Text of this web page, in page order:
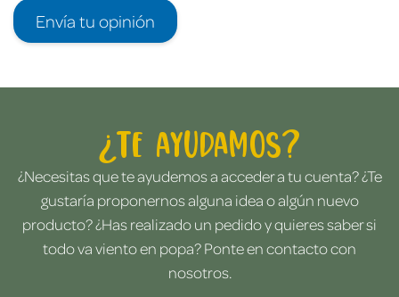
Envía tu opinión
¿Te ayudamos?
¿Necesitas que te ayudemos a acceder a tu cuenta? ¿Te
gustaría proponernos alguna idea o algún nuevo
producto? ¿Has realizado un pedido y quieres saber si
todo va viento en popa? Ponte en contacto con
nosotros.